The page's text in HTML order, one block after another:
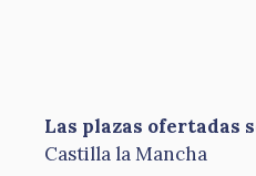
Las plazas ofertadas
Castilla la Mancha